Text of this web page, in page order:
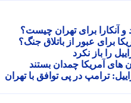
برای تهران چیست؟
عبور از باتلاق جنگ؟
باز نکرد
چمدان بستند
در پی توافق با تهران